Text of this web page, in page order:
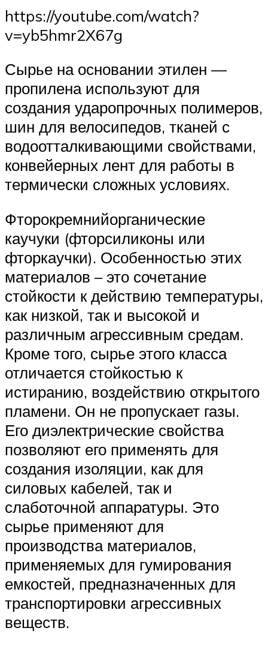
https://youtube.com/watch?
v=yb5hmr2X67g
Сырье на основании этилен —
пропилена используют для
создания ударопрочных полимеров,
шин для велосипедов, тканей с
водоотталкивающими свойствами,
конвейерных лент для работы в
термически сложных условиях.
Фторокремнийорганические
каучуки (фторсиликоны или
фторкаучки). Особенностью этих
материалов – это сочетание
стойкости к действию температуры,
как низкой, так и высокой и
различным агрессивным средам.
Кроме того, сырье этого класса
отличается стойкостью к
истиранию, воздействию открытого
пламени. Он не пропускает газы.
Его диэлектрические свойства
позволяют его применять для
создания изоляции, как для
силовых кабелей, так и
слаботочной аппаратуры. Это
сырье применяют для
производства материалов,
применяемых для гумирования
емкостей, предназначенных для
транспортировки агрессивных
веществ.